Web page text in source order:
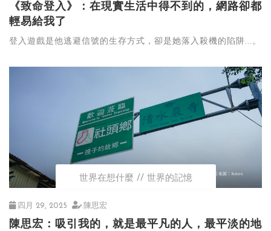
《致命登入》：在現實生活中得不到的，網路卻都
輕易給我了
登入遊戲是他逃避信號的生存方式，卻是她落入殺機的陷阱...。
世界在想什麼 世界的記憶
四月 29, 2025 陳思宏
陳思宏：吸引我的，就是最平凡的人，最平淡的地